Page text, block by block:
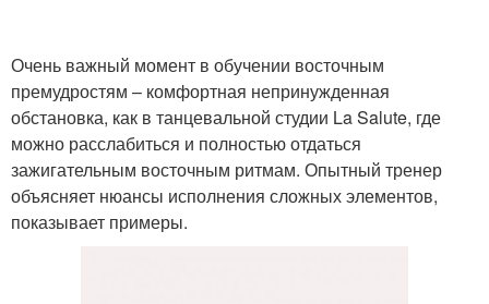
Очень важный момент в обучении восточным
премудростям – комфортная непринужденная
обстановка, как в танцевальной студии La Salute, где
можно расслабиться и полностью отдаться
зажигательным восточным ритмам. Опытный тренер
объясняет нюансы исполнения сложных элементов,
показывает примеры.